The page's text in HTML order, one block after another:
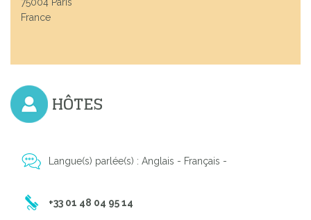
France
HÔTES
Langue(s) parlée(s) : Anglais - Français -
+33 01 48 04 95 14